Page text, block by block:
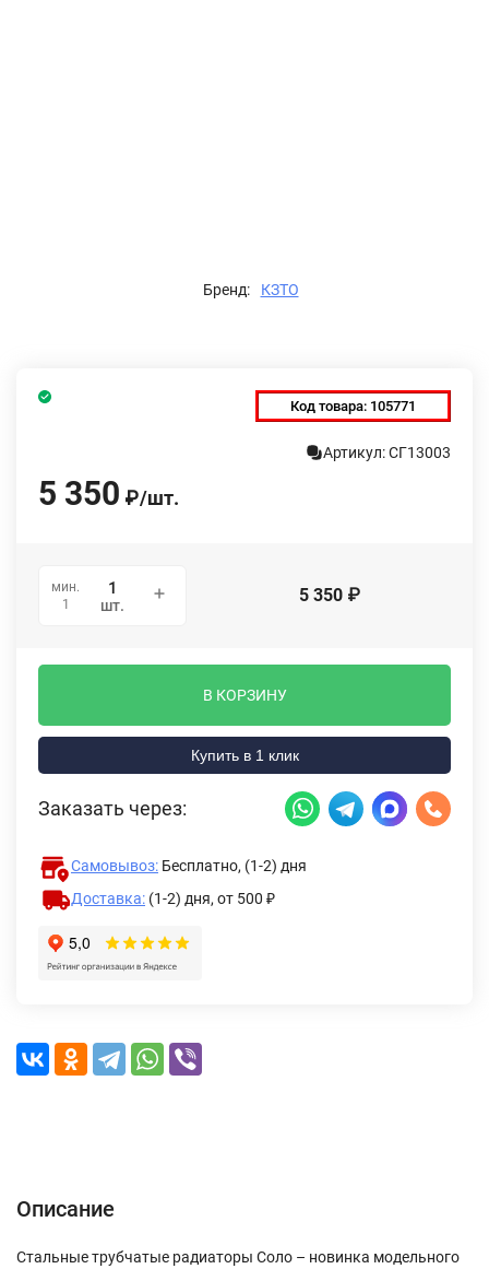
Бренд: КЗТО
Код товара: 105771
Артикул: СГ13003
5 350 ₽/шт.
мин.
1
шт. 5 350 ₽
В КОРЗИНУ
Купить в 1 клик
Заказать через:
Самовывоз: Бесплатно, (1-2) дня
Доставка: (1-2) дня, от 500 ₽
Описание
Стальные трубчатые радиаторы Соло – новинка модельного